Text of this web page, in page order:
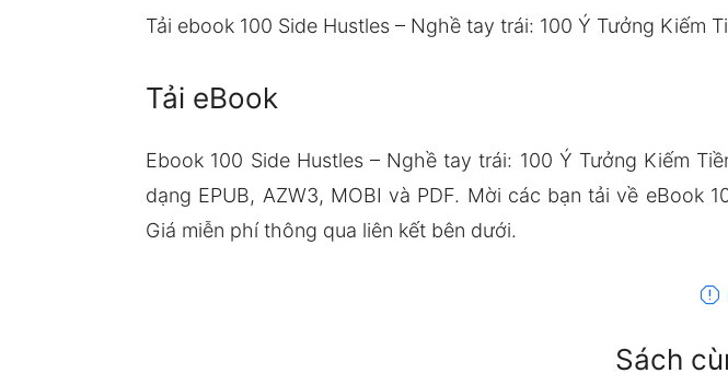
Tải ebook 100 Side Hustles – Nghề tay trái: 100 Ý Tưởng Kiếm
Tải eBook
Ebook 100 Side Hustles – Nghề tay trái: 100 Ý Tưởng Kiếm
dạng EPUB, AZW3, MOBI và PDF. Mời các bạn tải về eBook
Giá miễn phí thông qua liên kết bên dưới.
report
Sách